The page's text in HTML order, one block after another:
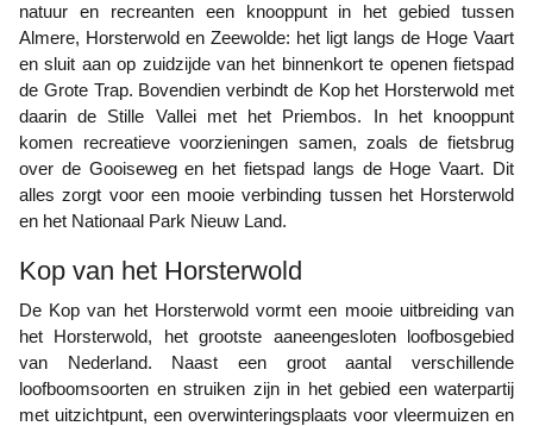
natuur en recreanten een knooppunt in het gebied tussen
Almere, Horsterwold en Zeewolde: het ligt langs de Hoge Vaart
en sluit aan op zuidzijde van het binnenkort te openen fietspad
de Grote Trap. Bovendien verbindt de Kop het Horsterwold met
daarin de Stille Vallei met het Priembos. In het knooppunt
komen recreatieve voorzieningen samen, zoals de fietsbrug
over de Gooiseweg en het fietspad langs de Hoge Vaart. Dit
alles zorgt voor een mooie verbinding tussen het Horsterwold
en het Nationaal Park Nieuw Land.
Kop van het Horsterwold
De Kop van het Horsterwold vormt een mooie uitbreiding van
het Horsterwold, het grootste aaneengesloten loofbosgebied
van Nederland. Naast een groot aantal verschillende
loofboomsoorten en struiken zijn in het gebied een waterpartij
met uitzichtpunt, een overwinteringsplaats voor vleermuizen en